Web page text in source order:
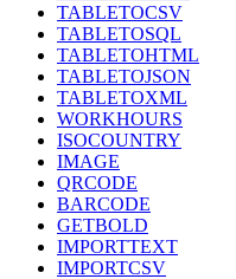
TABLETOCSV
TABLETOSQL
TABLETOHTML
TABLETOJSON
TABLETOXML
WORKHOURS
ISOCOUNTRY
IMAGE
QRCODE
BARCODE
GETBOLD
IMPORTTEXT
IMPORTCSV